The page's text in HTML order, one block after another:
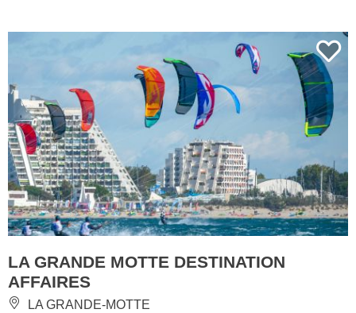
LA GRANDE MOTTE DESTINATION
AFFAIRES
LA GRANDE-MOTTE